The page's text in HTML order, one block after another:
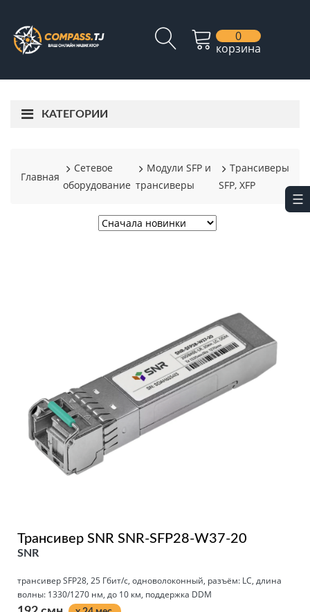
0
корзина
КАТЕГОРИИ
Главная
Сетевое
оборудование
Модули SFP и
трансиверы
Трансиверы
SFP, XFP
Трансивер SNR SNR-SFP28-W37-20
SNR
трансивер SFP28, 25 Гбит/с, одноволоконный, разъём: LC, длина
волны: 1330/1270 нм, до 10 км, поддержка DDM